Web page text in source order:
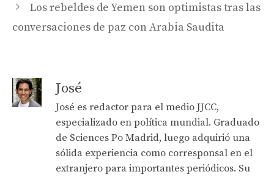
Los rebeldes de Yemen son optimistas tras las
conversaciones de paz con Arabia Saudita
José
José es redactor para el medio JJCC,
especializado en política mundial. Graduado
de Sciences Po Madrid, luego adquirió una
sólida experiencia como corresponsal en el
extranjero para importantes periódicos. Su